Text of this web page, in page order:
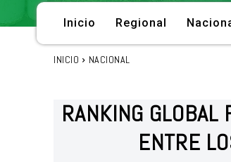
Inicio Regional
INICIO NACIONAL
RANKING
ENTRE